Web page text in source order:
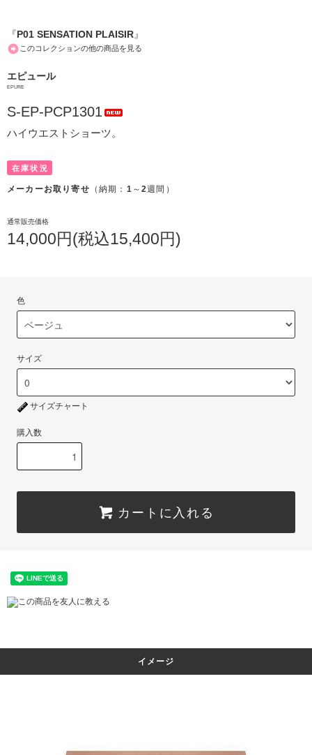
『P01 SENSATION PLAISIR』
このコレクションの他の商品を見る
エピュール
EPURE
S-EP-PCP1301
ハイウエストショーツ。
在庫状況
メーカーお取り寄せ （納期： 1 ～2週間）
通常販売価格
14,000円(税込15,400円)
色
サイズ
サイズチャート
購入数
カートに入れる
この商品を友人に教える
イメージ